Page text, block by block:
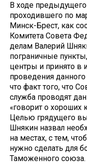
В ходе предыдущего
проходившего по
Минск-Брест, как
Комитета Совета
делам Валерий
пограничные
центры и принято в
проведения
что факт того, что
служба проводят
«говорит о хороших
Целью грядущего
Шнякин назвал
на местах, с тем,
нужно сделать для
Таможенного союза.